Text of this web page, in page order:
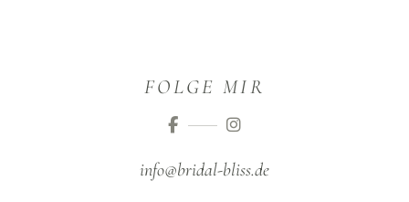
FOLGE MIR
info@bridal-bliss.de